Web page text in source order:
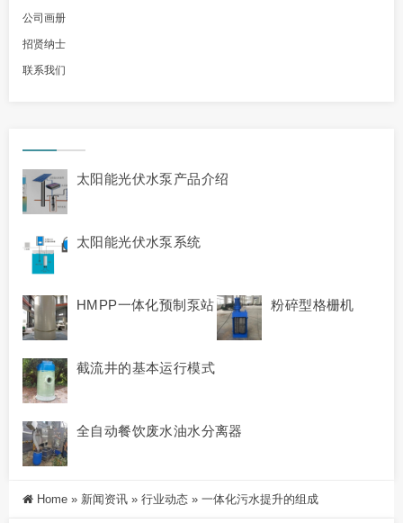
公司画册
招贤纳士
联系我们
太阳能光伏水泵产品介绍
太阳能光伏水泵系统
HMPP一体化预制泵站 粉碎型格栅机
截流井的基本运行模式
全自动餐饮废水油水分离器
Home » 新闻资讯 » 行业动态 » 一体化污水提升的组成